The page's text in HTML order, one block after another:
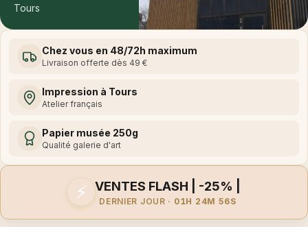
Tours
Chez vous en 48/72h maximum
Livraison offerte dès 49 €
Impression à Tours
Atelier français
Papier musée 250g
Qualité galerie d'art
⚡ VENTES FLASH | -25% |
DERNIER JOUR · 01H 24M 56S